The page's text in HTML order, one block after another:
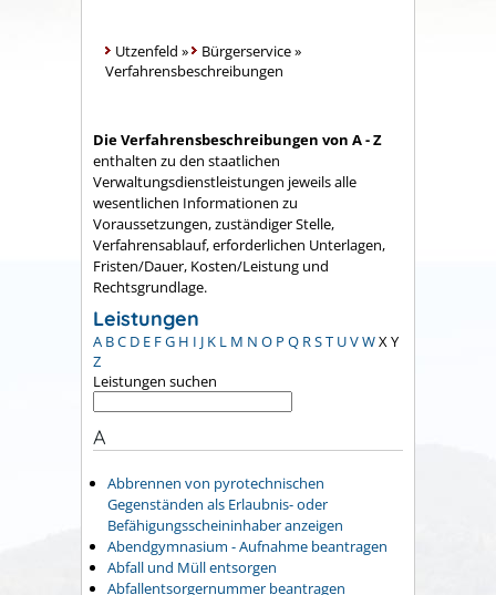
Utzenfeld » Bürgerservice»
Verfahrensbeschreibungen
Die Verfahrensbeschreibungen von A - Z
enthalten zu den staatlichen
Verwaltungsdienstleistungen jeweils alle
wesentlichen Informationen zu
Voraussetzungen, zuständiger Stelle,
Verfahrensablauf, erforderlichen Unterlagen,
Fristen/Dauer, Kosten/Leistung und
Rechtsgrundlage.
Leistungen
A BC D E FG H I J K L M N O P Q RST UVWXY
Z
Leistungen suchen
A
Abbrennen von pyrotechnischen
Gegenständen als Erlaubnis- oder
Befähigungsscheininhaber anzeigen
Abendgymnasium - Aufnahme beantragen
Abfall und Müll entsorgen
Abfallentsorgernummer beantragen